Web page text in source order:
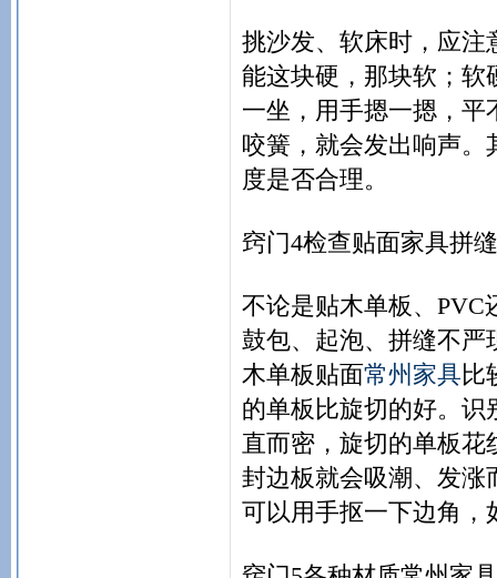
挑沙发、软床时，应注
能这块硬，那块软；软
一坐，用手摁一摁，
咬簧，就会发出响声
度是否合理。
窍门4检查贴面家具拼
不论是贴木单板、
鼓包、起泡、拼缝不严
木单板贴面常州家具比
的单板比旋切的好。
直而密，旋切的单板
封边板就会吸潮、发涨
可以用手抠一下边角，